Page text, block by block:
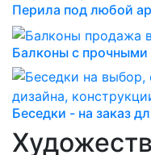
Перила под любой
Балконы с
Беседки - на заказ